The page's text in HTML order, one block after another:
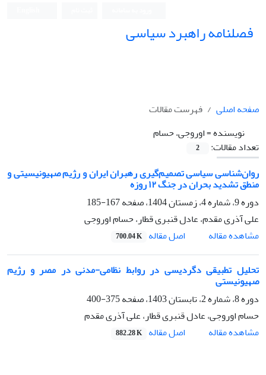
فصلنامه راهبرد سیاسی
صفحه اصلی
فهرست مقالات
نویسنده =اوروجی، حسام
تعداد مقالات:
2
روان‌شناسی سیاسی تصمیم‌گیری رهبران ایران و رژیم صهیونیسیتی و
منطق تشدید بحران در جنگ ۱۲ روزه
دوره 9، شماره 4، زمستان 1404، صفحه
167-185
علی آذری مقدم، عادل قنبری قطار، حسام اوروجی
مشاهده مقاله
اصل مقاله 700.04 K
تحلیل تطبیقی دگردیسی در روابط نظامی-مدنی در مصر و رژیم
صهیونیستی
دوره 8، شماره 2، تابستان 1403، صفحه
375-400
حسام اوروجی، عادل قنبری قطار، علی آذری مقدم
مشاهده مقاله
اصل مقاله 882.28 K